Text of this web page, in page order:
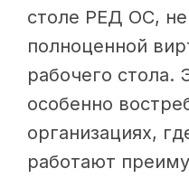
столе РЕД ОС, не
полноценной
рабочего стола.
особенно
организациях,
работают